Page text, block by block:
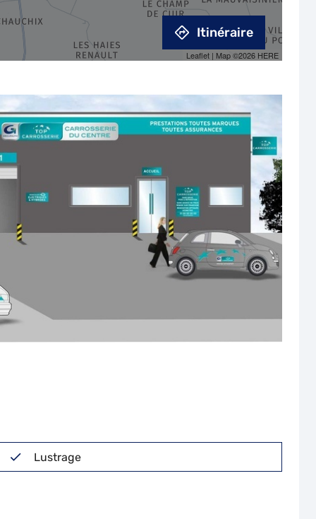
Leaflet | Map ©2026 HERE
Itinéraire
Lustrage